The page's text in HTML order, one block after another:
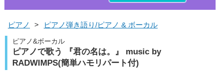
ピアノ > ピアノ弾き語り/ピアノ & ボーカル
ピアノ&ボーカル
ピアノで歌う 『君の名は。』 music by
RADWIMPS(簡単ハモリパート付)